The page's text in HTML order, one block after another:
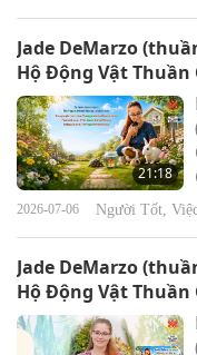
Jade DeMarzo
Hộ Động Vật Thuần
21:18
2026-07-06 Người Tốt,
Jade DeMarzo
Hộ Động Vật Thuần